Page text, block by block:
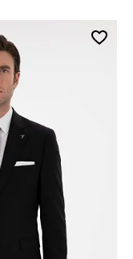
корзину